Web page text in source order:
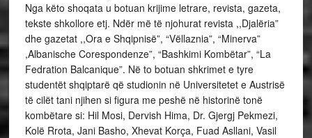
Nga këto shoqata u botuan krijime letrare, revista, gazeta,
tekste shkollore etj. Ndër më të njohurat revista ,,Djalëria”
dhe gazetat ,,Ora e Shqipnisë”, “Vëllaznia”, “Minerva”
,Albanische Corespondenze”, “Bashkimi Kombëtar”, “La
Fedration Balcanique”. Në to botuan shkrimet e tyre
studentët shqiptarë që studionin në Universitetet e Austrisë
të cilët tani njihen si figura me peshë në historinë tonë
kombëtare si: Hil Mosi, Dervish Hima, Dr. Gjergj Pekmezi,
Kolë Rrota, Jani Basho, Xhevat Korça, Fuad Asllani, Vasil